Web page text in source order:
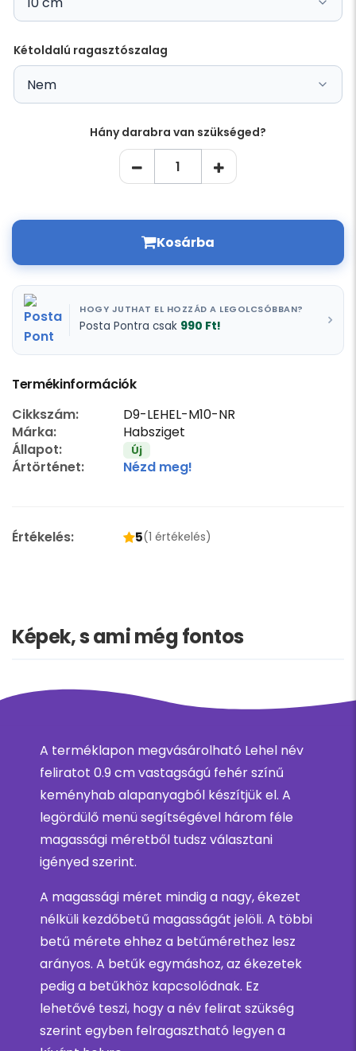
Kétoldalú ragasztószalag
Hány darabra van szükséged?
Kosárba
HOGY JUTHAT EL HOZZÁD A LEGOLCSÓBBAN?
Posta Pontra csak 990 Ft!
Termékinformációk
Cikkszám:
D9-LEHEL-M10-NR
Márka:
Habsziget
Állapot:
Új
Ártörténet: Nézd meg!
Értékelés: 5(1 értékelés)
Képek, s ami még fontos
A terméklapon megvásárolható Lehel név
feliratot 0.9 cm vastagságú fehér színű
keményhab alapanyagból készítjük el. A
legördülő menü segítségével három féle
magassági méretből tudsz választani
igényed szerint.
A magassági méret mindig a nagy, ékezet
nélküli kezdőbetű magasságát jelöli. A többi
betű mérete ehhez a betűmérethez lesz
arányos. A betűk egymáshoz, az ékezetek
pedig a betűkhöz kapcsolódnak. Ez
lehetővé teszi, hogy a név felirat szükség
szerint egyben felragasztható legyen a